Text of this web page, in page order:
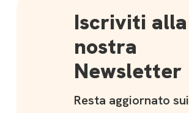
Iscriviti alla
nostra
Newsletter
Resta aggiornato sui